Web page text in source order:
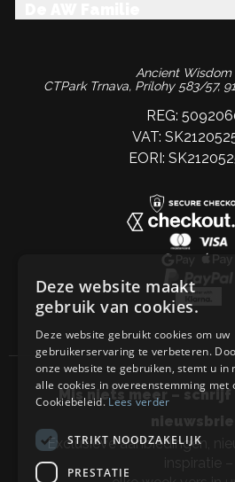
Ancient Wisdom
CTPark Trnava, Prílohy 583/57,
REG:
VAT:
EORI:
Mis niets meer – schrijf
Exclusieve aanbiedingen,
inspiratie –
Deze website maakt
gebruik van cookies.
Deze website gebruikt cookies om uw
gebruikerservaring te verbeteren.
onze website te gebruiken, stemt u in
alle cookies in overeenstemming met
Cookiebeleid.Lees verder
STRIKT NOODZAKELIJK
PRESTATIE